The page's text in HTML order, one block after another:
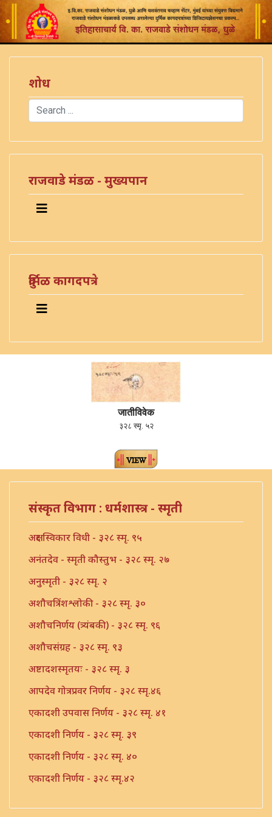
शोध
Search
राजवाडे मंडळ - मुख्यपान
दुर्मिळ कागदपत्रे
जातीविवेक
३२८ स्मृ. ५२
संस्कृत विभाग : धर्मशास्त्र - स्मृती
अक्षर स्विकार विधी - ३२८ स्मृ. ९५
अनंतदेव - स्मृती कौस्तुभ - ३२८ स्मृ. २७
अनुस्मृती - ३२८ स्मृ. २
अशौचत्रिंशश्लोकी - ३२८ स्मृ. ३०
अशौचनिर्णय (त्र्यंबकी) - ३२८ स्मृ. ९६
अशौचसंग्रह - ३२८ स्मृ. ९३
अष्टादशस्मृतयः - ३२८ स्मृ. ३
आपदेव गोत्रप्रवर निर्णय - ३२८ स्मृ.४६
एकादशी उपवास निर्णय - ३२८ स्मृ. ४१
एकादशी निर्णय - ३२८ स्मृ. ३९
एकादशी निर्णय - ३२८ स्मृ. ४०
एकादशी निर्णय - ३२८ स्मृ.४२